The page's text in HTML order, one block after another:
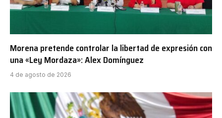
Morena pretende controlar la libertad de expresión con
una «Ley Mordaza»: Alex Domínguez
4 de agosto de 2026